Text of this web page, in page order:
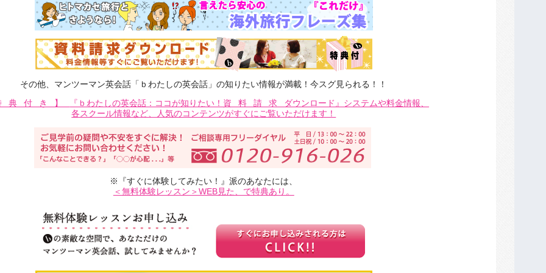
その他、マンツーマン英会話「ｂわたしの英会話」の知りたい情報が満載！今スグ見られる！！
典付き】 『ｂわたしの英会話：ココが知りたい！ 資料請求
ダウンロード』システムや料金情報、
各スクール情報など、人気のコンテンツがすぐにご覧いただけます！
※『すぐに体験してみたい！』派のあなたには、
＜無料体験レッスン＞WEB見た、で特典あり。